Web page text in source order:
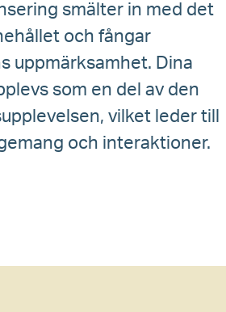
smälter in med det
och fångar
uppmärksamhet. Dina
som en del av den
vilket leder till
och interaktioner.